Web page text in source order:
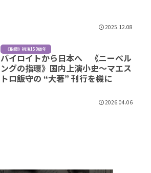
2025.12.08
《指環》初演150周年
バイロイトから日本へ 《ニーベル
ングの指環》国内上演小史～マエス
トロ飯守の “大著” 刊行を機に
2026.04.06